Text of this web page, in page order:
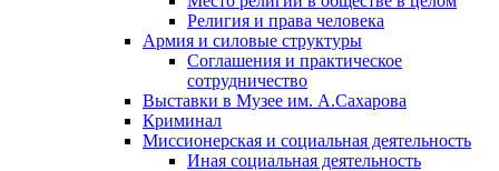
Религия и права человека
Армия и силовые структуры
Соглашения и практическое
сотрудничество
Выставки в Музее им. А.Сахарова
Криминал
Миссионерская и социальная деятельность
Иная социальная деятельность